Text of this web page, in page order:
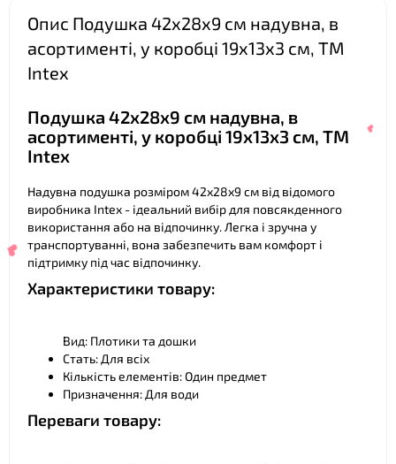
Опис Подушка 42х28х9 см надувна, в
асортименті, у коробці 19х13х3 см, ТМ
Intex
Подушка 42х28х9 см надувна, в
асортименті, у коробці 19х13х3 см, ТМ
Intex
Надувна подушка розміром 42х28х9 см від відомого
виробника Intex - ідеальний вибір для повсякденного
використання або на відпочинку. Легка і зручна у
транспортуванні, вона забезпечить вам комфорт і
підтримку під час відпочинку.
Характеристики товару:
Вид: Плотики та дошки
Стать: Для всіх
Кількість елементів: Один предмет
Призначення: Для води
Переваги товару:
❤